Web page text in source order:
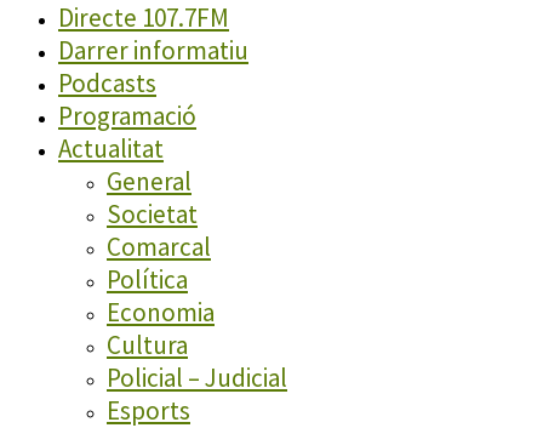
Directe 107.7FM
Darrer informatiu
Podcasts
Programació
Actualitat
General
Societat
Comarcal
Política
Economia
Cultura
Policial – Judicial
Esports